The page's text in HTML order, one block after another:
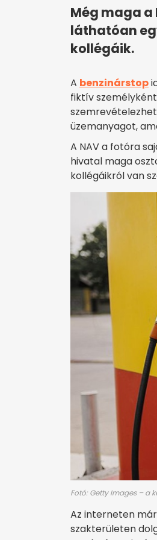
Még maga a
láthatóan
kollégáik.
A benzinárstop
fiktív
üzemanyagot,
A NAV a fotóra
hivatal maga
kollégáikról van
Fotó: Getty Images – a
Az interneten
szakterületen